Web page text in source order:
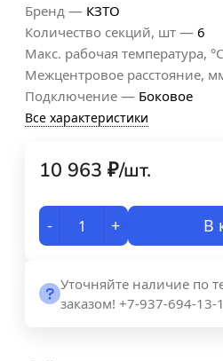
Бренд — КЗТО
Количество секций, шт — 6
Макс. рабочая температура, °С
Межцентровое расстояние,
Подключение — Боковое
Все характеристики
10 963 ₽/шт.
- + В
Уточняйте наличие по
заказом! +7-937-694-13-